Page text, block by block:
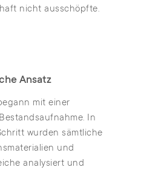
nicht ausschöpfte.
Ansatz
mit einer
In
wurden sämtliche
und
analysiert und